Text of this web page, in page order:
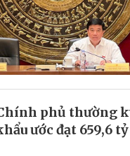
phủ thường
ước đạt 659,6